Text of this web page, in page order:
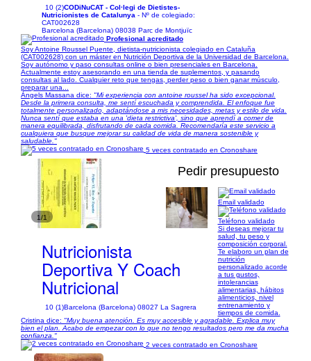
10 (2)CODiNuCAT - Col·legi de Dietistes-
Nutricionistes de Catalunya - Nº de colegiado:
CAT002628
Barcelona (Barcelona) 08038 Parc de Montjuïc
Profesional acreditado
Soy Antoine Roussel Puente, dietista-nutricionista colegiado en Cataluña
(CAT002628) con un máster en Nutrición Deportiva de la Universidad de Barcelona.
Soy autónomo y paso consultas online o bien presenciales en Barcelona.
Actualmente estoy asesorando en una tienda de suplementos, y pasando
consultas al lado. Cualquier reto que tengas, perder peso o bien ganar músculo,
preparar una...
Àngels Massana dice: "Mi experiencia con antoine roussel ha sido excepcional.
Desde la primera consulta, me sentí escuchada y comprendida. El enfoque fue
totalmente personalizado, adaptándose a mis necesidades, metas y estilo de vida.
Nunca sentí que estaba en una 'dieta restrictiva', sino que aprendí a comer de
manera equilibrada, disfrutando de cada comida. Recomendaría este servicio a
cualquiera que busque mejorar su calidad de vida de manera sostenible y
saludable."
5 veces contratado en Cronoshare
1/1
Pedir presupuesto
Nutricionista
Deportiva Y Coach
Nutricional
10 (1)Barcelona (Barcelona) 08027 La Sagrera
Email validado
Teléfono validado
Si deseas mejorar tu
salud, tu peso y
composición corporal.
Te elaboro un plan de
nutrición
personalizado acorde
a tus gustos,
intolerancias
alimentarias, hábitos
alimenticios, nivel
entrenamiento y
tiempos de comida.
Cristina dice: "Muy buena atención. Es muy accesible y agradable. Explica muy
bien el plan. Acabo de empezar con lo que no tengo resultados pero me da mucha
confianza."
2 veces contratado en Cronoshare